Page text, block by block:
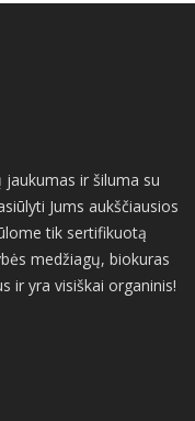
jaukumas ir šiluma su
Jums aukščiausios
tik sertifikuotą
medžiagų, biokuras
ir yra visiškai organinis!